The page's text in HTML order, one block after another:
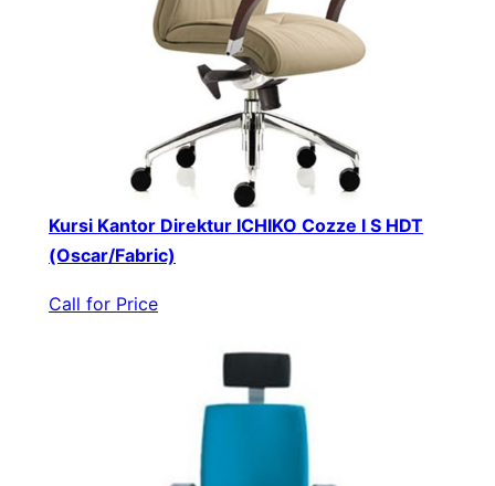
Kursi Kantor Direktur ICHIKO Cozze I S HDT
(Oscar/Fabric)
Call for Price